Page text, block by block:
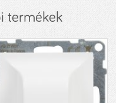
termékek